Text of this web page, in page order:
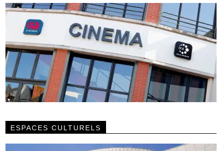
ESPACES CULTURELS